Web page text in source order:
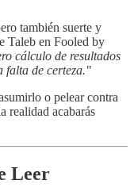
también suerte y
Taleb en Fooled by
cálculo de resultados
falta de certeza."
o pelear contra
realidad acabarás
Leer